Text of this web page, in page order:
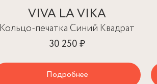
VIVA LA VIKA
Кольцо-печатка Синий Квадрат
30 250 ₽
Подробнее